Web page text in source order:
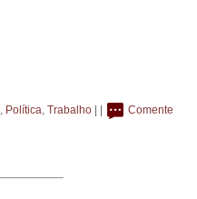
, Política, Trabalho
Comente